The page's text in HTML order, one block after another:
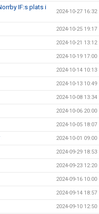
IF:s plats i
2024-10-27 16:32
2024-10-25 19:17
2024-10-21 13:12
2024-10-19 17:00
2024-10-14 10:13
2024-10-13 10:49
2024-10-08 13:34
2024-10-06 20:00
2024-10-05 18:07
2024-10-01 09:00
2024-09-29 18:53
2024-09-23 12:20
2024-09-16 10:00
2024-09-14 18:57
2024-09-10 12:50